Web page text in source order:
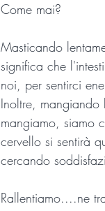
Come mai?
Masticando
significa che
noi, per sentirci
Inoltre, mangiando
mangiamo, siamo
cervello si sentirà
cercando
Rallentiamo....ne